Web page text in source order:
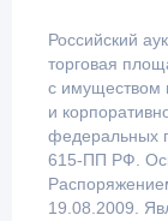
Российский
торговая
с имуществом
и
федеральных
615-ПП РФ.
19.08.2009.